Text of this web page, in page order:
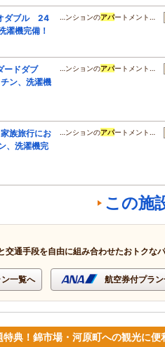
ダブル 24
機完備！
…ンションのアパートメント…
ドダブ
、洗濯機
…ンションのアパートメント…
族旅行にお
、洗濯機完
…ンションのアパートメント…
この施
交通手段を自由に組み合わせたおトクな
一覧へ 航空券付プラ
典！錦市場・河原町への観光に便